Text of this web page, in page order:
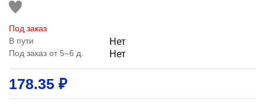
Под заказ
В пути
Нет
Под заказ от 5–6 д. Нет
178.35 ₽